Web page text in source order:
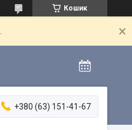
Кошик
+380 (63) 151-41-67